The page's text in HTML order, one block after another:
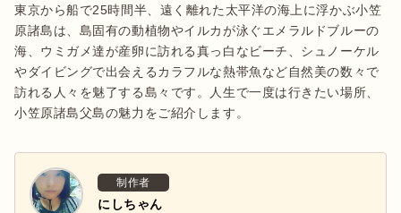
東京から船で25時間半、遠く離れた太平洋の海上に浮かぶ小笠
原諸島は、島固有の動植物やイルカが泳ぐエメラルドブルーの
海、ウミガメ達が産卵に訪れる真っ白なビーチ、シュノーケル
やダイビングで出会えるカラフルな熱帯魚など自然美の数々で
訪れる人々を魅了する島々です。人生で一度は行きたい場所、
小笠原諸島父島の魅力をご紹介します。
制作者
にしちゃん